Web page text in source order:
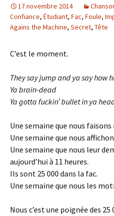
17 novembre 2014
Confiance, Étudiant, Fac, Foule,
Agains the Machine, Secret, Tête
C’est le moment.
They say jump and ya say how
Ya brain-dead
Ya gotta fuckin’ bullet in ya
Une semaine que nous
Une semaine que nous
Une semaine que nous leur
aujourd’hui à 11 heures.
Ils sont 25 000 dans la fac.
Une semaine que nous les
Nous c’est une poignée des